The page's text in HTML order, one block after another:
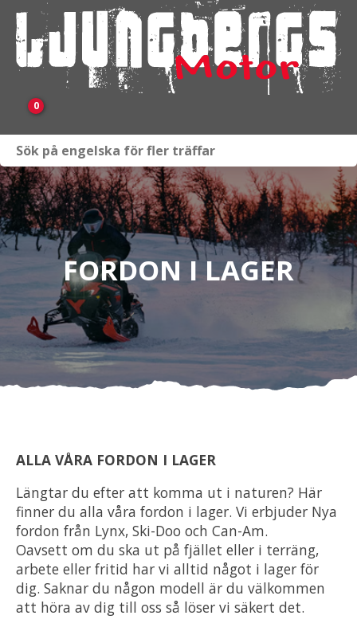
0
Fordon i lager
Verkstad
KAMPANJ
Släpvagnar & Skylift
Om oss
FORDON I LAGER
ALLA VÅRA FORDON I LAGER
Längtar du efter att komma ut i naturen? Här
finner du alla våra fordon i lager. Vi erbjuder Nya
fordon från Lynx, Ski-Doo och Can-Am.
Oavsett om du ska ut på fjället eller i terräng,
arbete eller fritid har vi alltid något i lager för
dig. Saknar du någon modell är du välkommen
att höra av dig till oss så löser vi säkert det.